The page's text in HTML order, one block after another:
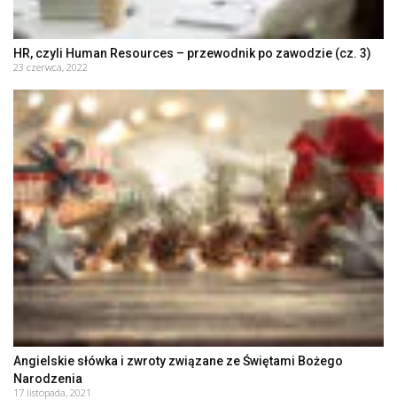
HR, czyli Human Resources – przewodnik po zawodzie (cz. 3)
23 czerwca, 2022
Angielskie słówka i zwroty związane ze Świętami Bożego
Narodzenia
17 listopada, 2021